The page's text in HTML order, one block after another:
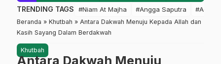
TRENDING TAGS #Niam At Majha #Angga Saputra #Admin
Beranda » Khutbah » Antara Dakwah Menuju Kepada Allah dan
Kasih Sayang Dalam Berdakwah
Khutbah
Antara Dakwah Menuju